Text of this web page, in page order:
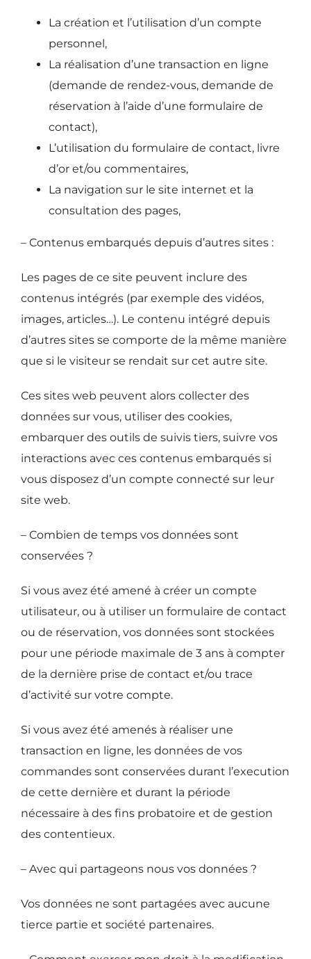
La création et l’utilisation d’un compte
personnel,
La réalisation d’une transaction en ligne
(demande de rendez-vous, demande de
réservation à l’aide d’une formulaire de
contact),
L’utilisation du formulaire de contact, livre
d’or et/ou commentaires,
La navigation sur le site internet et la
consultation des pages,
– Contenus embarqués depuis d’autres sites :
Les pages de ce site peuvent inclure des
contenus intégrés (par exemple des vidéos,
images, articles…). Le contenu intégré depuis
d’autres sites se comporte de la même manière
que si le visiteur se rendait sur cet autre site.
Ces sites web peuvent alors collecter des
données sur vous, utiliser des cookies,
embarquer des outils de suivis tiers, suivre vos
interactions avec ces contenus embarqués si
vous disposez d’un compte connecté sur leur
site web.
– Combien de temps vos données sont
conservées ?
Si vous avez été amené à créer un compte
utilisateur, ou à utiliser un formulaire de contact
ou de réservation, vos données sont stockées
pour une période maximale de 3 ans à compter
de la dernière prise de contact et/ou trace
d’activité sur votre compte.
Si vous avez été amenés à réaliser une
transaction en ligne, les données de vos
commandes sont conservées durant l’execution
de cette dernière et durant la période
nécessaire à des fins probatoire et de gestion
des contentieux.
– Avec qui partageons nous vos données ?
Vos données ne sont partagées avec aucune
tierce partie et société partenaires.